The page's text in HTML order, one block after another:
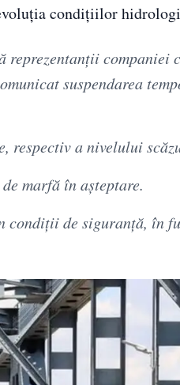
condițiilor
companiei
suspendarea
respectiv a nivelului
marfă în așteptare.
condiții de siguranță, în